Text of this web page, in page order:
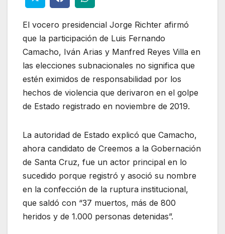
El vocero presidencial Jorge Richter afirmó
que la participación de Luis Fernando
Camacho, Iván Arias y Manfred Reyes Villa en
las elecciones subnacionales no significa que
estén eximidos de responsabilidad por los
hechos de violencia que derivaron en el golpe
de Estado registrado en noviembre de 2019.
La autoridad de Estado explicó que Camacho,
ahora candidato de Creemos a la Gobernación
de Santa Cruz, fue un actor principal en lo
sucedido porque registró y asoció su nombre
en la confección de la ruptura institucional,
que saldó con “37 muertos, más de 800
heridos y de 1.000 personas detenidas”.